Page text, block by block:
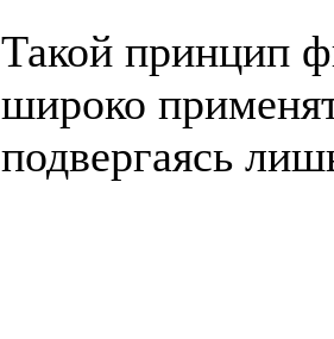
Такой принцип
широко
подвергаясь